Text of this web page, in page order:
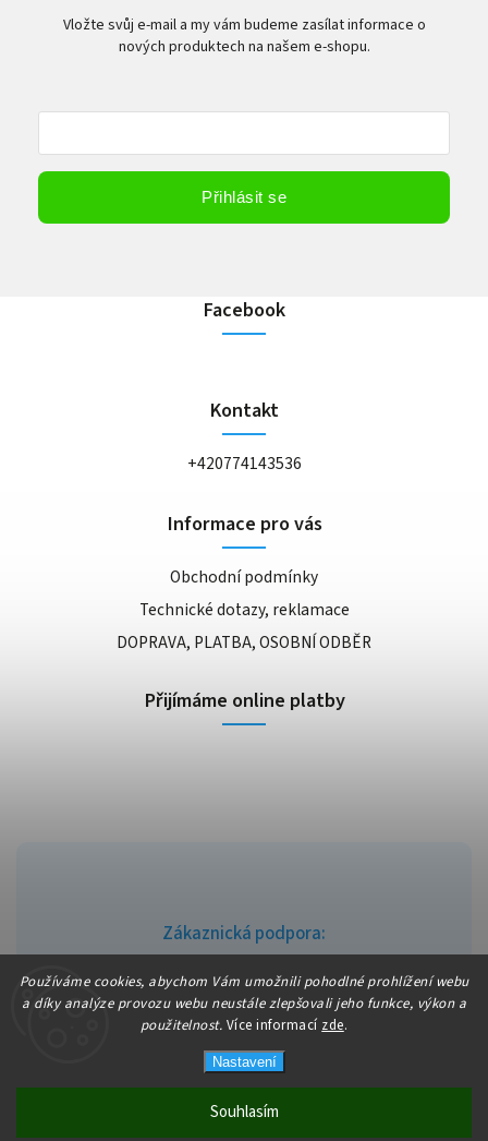
Používáme cookies, abychom Vám umožnili pohodlné prohlížení webu
a díky analýze provozu webu neustále zlepšovali jeho funkce, výkon a
použitelnost. Více informací zde.
Nastavení
Souhlasím
Vložte svůj e-mail a my vám budeme zasílat informace o
nových produktech na našem e-shopu.
Přihlásit se
Zákaznická podpora:
info@fajndrogerie.cz
Facebook
Kontakt
+420774143536
Informace pro vás
Obchodní podmínky
Technické dotazy, reklamace
DOPRAVA, PLATBA, OSOBNÍ ODBĚR
Přijímáme online platby
fajndrogerie
VytvořilShoptet | Design